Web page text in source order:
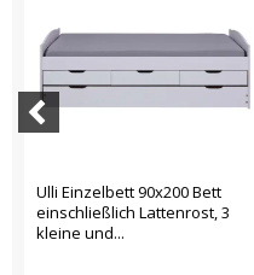
Ulli Einzelbett 90x200 Bett
einschließlich Lattenrost, 3
kleine und...